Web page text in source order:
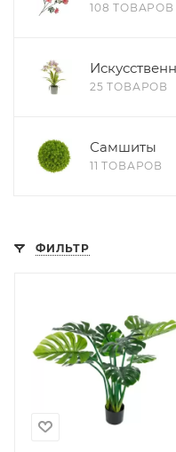
108 ТОВАРОВ
25 ТОВАРОВ
Самшиты
11 ТОВАРОВ
ФИЛЬТР